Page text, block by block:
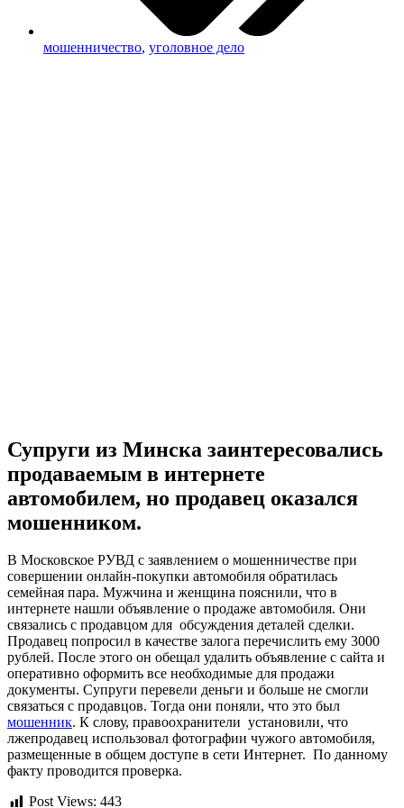
мошенничество, уголовное дело
Супруги из Минска заинтересовались
продаваемым в интернете
автомобилем, но продавец оказался
мошенником.
В Московское РУВД с заявлением о мошенничестве при
совершении онлайн-покупки автомобиля обратилась
семейная пара. Мужчина и женщина пояснили, что в
интернете нашли объявление о продаже автомобиля. Они
связались с продавцом для обсуждения деталей сделки.
Продавец попросил в качестве залога перечислить ему 3000
рублей. После этого он обещал удалить объявление с сайта и
оперативно оформить все необходимые для продажи
документы. Супруги перевели деньги и больше не смогли
связаться с продавцов. Тогда они поняли, что это был
мошенник. К слову, правоохранители установили, что
лжепродавец использовал фотографии чужого автомобиля,
размещенные в общем доступе в сети Интернет. По данному
факту проводится проверка.
Post Views: 443